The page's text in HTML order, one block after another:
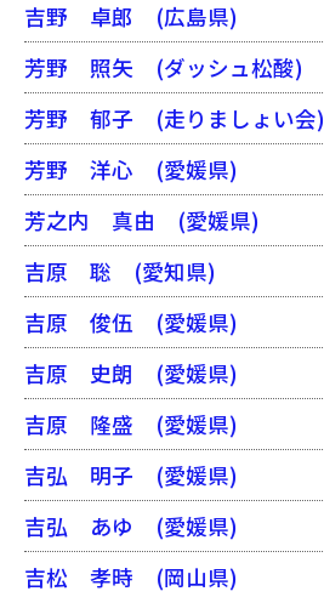
吉野 卓郎 (広島県)
芳野 照矢 (ダッシュ松酸)
芳野 郁子 (走りましょい会)
芳野 洋心 (愛媛県)
芳之内 真由 (愛媛県)
吉原 聡 (愛知県)
吉原 俊伍 (愛媛県)
吉原 史朗 (愛媛県)
吉原 隆盛 (愛媛県)
吉弘 明子 (愛媛県)
吉弘 あゆ (愛媛県)
吉松 孝時 (岡山県)